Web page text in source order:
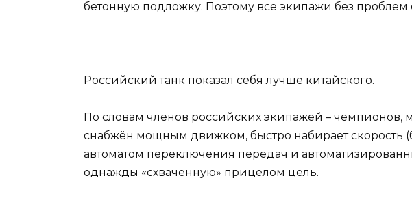
бетонную подложку. Поэтому все экипажи без проблем
Российский танк показал себя лучше китайского.
По словам членов российских экипажей – чемпионов,
снабжён мощным движком, быстро набирает скорость
автоматом переключения передач и
однажды «схваченную» прицелом цель.